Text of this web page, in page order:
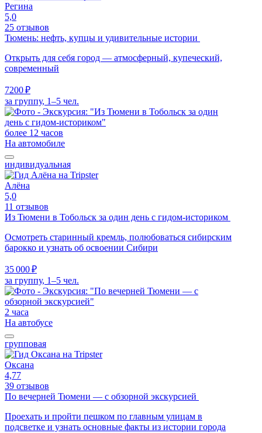
Регина
5,0
25 отзывов
Тюмень: нефть, купцы и удивительные истории
Открыть для себя город — атмосферный, купеческий,
современный
7200 ₽
за группу, 1–5 чел.
более 12 часов
На автомобиле
индивидуальная
Алёна
5,0
11 отзывов
Из Тюмени в Тобольск за один день с гидом-историком
Осмотреть старинный кремль, полюбоваться сибирским
барокко и узнать об освоении Сибири
35 000 ₽
за группу, 1–5 чел.
2 часа
На автобусе
групповая
Оксана
4,77
39 отзывов
По вечерней Тюмени — с обзорной экскурсией
Проехать и пройти пешком по главным улицам в
подсветке и узнать основные факты из истории города